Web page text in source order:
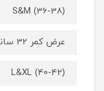
S&M (36-38)
عرض کمر 32 سانت - فاق 22 سانت
L&XL (40-42)